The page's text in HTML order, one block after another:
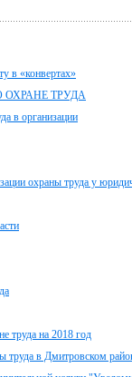
в «конвертах»
ТРУДА
в организации
охраны труда у
труда на 2018 год
в Дмитровском